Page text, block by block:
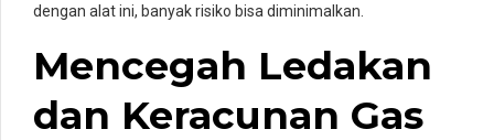
dengan alat ini, banyak risiko bisa diminimalkan.
Mencegah Ledakan
dan Keracunan Gas